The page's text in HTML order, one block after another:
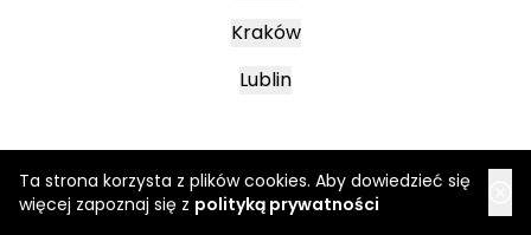
Ta strona korzysta z plików cookies. Aby dowiedzieć się
więcej zapoznaj się z polityką prywatności
Kraków
Lublin
Mielec
Leszno